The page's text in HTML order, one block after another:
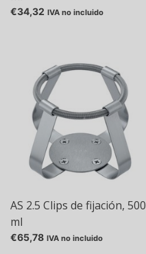
€34,32 IVA no incluido
AS 2.5 Clips de fijación, 500
ml
€65,78 IVA no incluido